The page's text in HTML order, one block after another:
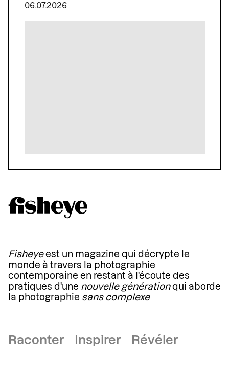
06.07.2026
Fisheyeest un magazine qui décrypte le
monde à travers la photographie
contemporaine en restant à l'écoute des
pratiques d'une nouvelle générationqui aborde
la photographie sans complexe
Raconter Inspirer Révéler